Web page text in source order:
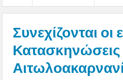
Συνεχίζονται οι
Κατασκηνώσεις